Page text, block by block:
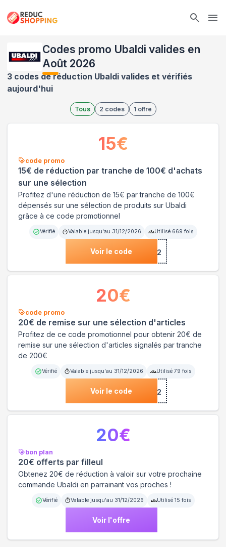
Codes promo Ubaldi valides en
Août 2026
3 codes de réduction Ubaldi valides et vérifiés
aujourd'hui
Tous 2 codes 1 offre
code promo
15€ de réduction par tranche de 100€ d'achats
sur une sélection
Profitez d'une réduction de 15€ par tranche de 100€
dépensés sur une sélection de produits sur Ubaldi
grâce à ce code promotionnel
Vérifié Valable jusqu'au 31/12/2026 Utilisé 669 fois
Voir le code***ME3122
15€
code promo
20€ de remise sur une sélection d'articles
Profitez de ce code promotionnel pour obtenir 20€ de
remise sur une sélection d'articles signalés par tranche
de 200€
Vérifié Valable jusqu'au 31/12/2026 Utilisé 79 fois
Voir le code***BA3122
20€
bon plan
20€ offerts par filleul
Obtenez 20€ de réduction à valoir sur votre prochaine
commande Ubaldi en parrainant vos proches !
Vérifié Valable jusqu'au 31/12/2026 Utilisé 15 fois
Voir l'offre
20€